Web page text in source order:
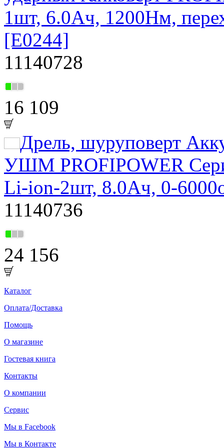
1шт, 6.0Ач, 1200Нм,
[E0244]
11140728
16 109
Дрель, шуруповерт
УШМ PROFIPOWER
Li-ion-2шт, 8.0Ач, 0-
11140736
24 156
Каталог
Оплата/Доставка
Помощь
О магазине
Гостевая книга
Контакты
О компании
Сервис
Мы в Facebook
Мы в Контакте